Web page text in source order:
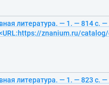
литература. — 1. — 814 с.
znanium.ru/
литература. — 1. — 823 с.